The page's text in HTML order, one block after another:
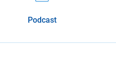
Podcast